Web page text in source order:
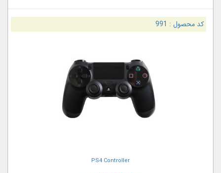
کد محصول : 991
PS4 Controller